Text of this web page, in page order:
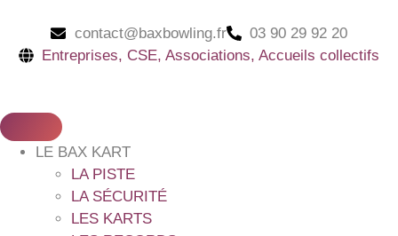
contact@baxbowling.fr
03 90 29 92 20
Entreprises, CSE, Associations, Accueils collectifs
LE BAX KART
LA PISTE
LA SÉCURITÉ
LES KARTS